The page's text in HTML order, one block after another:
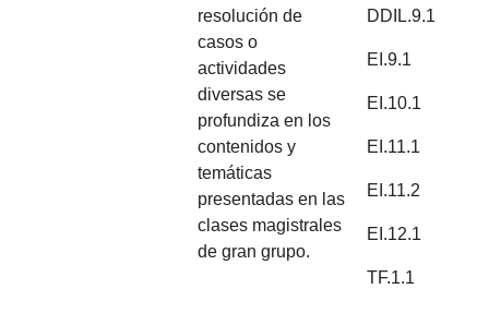
resolución de
casos o
actividades
diversas se
profundiza en los
contenidos y
temáticas
presentadas en las
clases magistrales
de gran grupo.
DDIL.9.1
EI.9.1
EI.10.1
EI.11.1
EI.11.2
EI.12.1
TF.1.1